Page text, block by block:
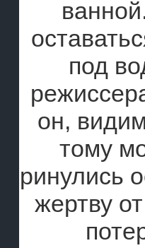
под
он,
тому
ринулись
жертву